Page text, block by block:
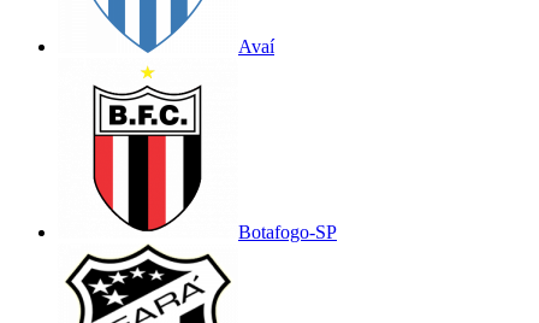
Avaí
Botafogo-SP